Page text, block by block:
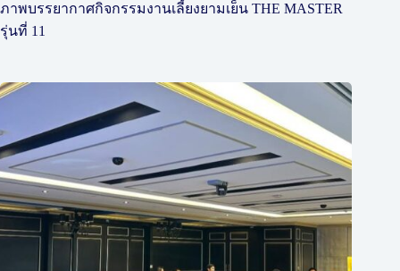
ภาพบรรยากาศกิจกรรมงานเลี้ยงยามเย็น THE MASTER
รุ่นที่ 11